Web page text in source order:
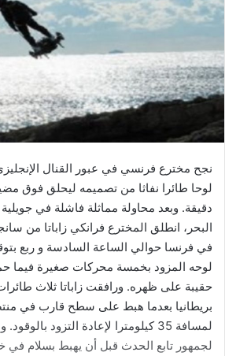
نجح مخترع فرنسي في عبور القنال
دقيقة. وبعد محاولة مماثلة فاشلة في
البحر، انطلق المخترع فرانكي زاباتا من
في فرنسا حوالي الساعة السادسة و ربع
لوحه المزود بخمسة محركات صغيرة فيما
حقيبة على ظهره. ورافقت زاباتا ثلاث
بريطانيا بعدما هبط على سطح قارب في
لمسافة 35 كيلومترا لإعادة التزود
لجمهور تابع الحدث قبل أن يهبط بسلام